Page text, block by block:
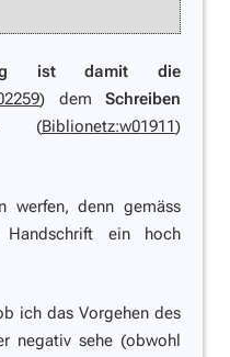
ist damit die
) demSchreiben
Biblionetz:w01911)
werfen, denn gemäss
ein hoch
ich das Vorgehen des
negativ sehe (obwohl